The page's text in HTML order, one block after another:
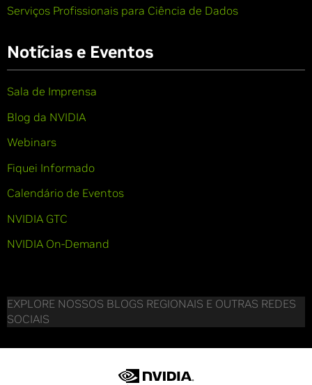
Serviços Profissionais para Ciência de Dados
Notícias e Eventos
Sala de Imprensa
Blog da NVIDIA
Webinars
Fiquei Informado
Calendário de Eventos
NVIDIA GTC
NVIDIA On-Demand
EXPLORE NOSSOS BLOGS REGIONAIS E OUTRAS REDES
SOCIAIS